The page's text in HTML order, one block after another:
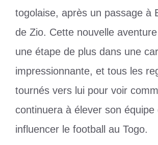
togolaise, après un passage à
de Zio. Cette nouvelle
une étape de plus dans une
impressionnante, et tous les
tournés vers lui pour voir
continuera à élever son équipe
influencer le football au Togo.